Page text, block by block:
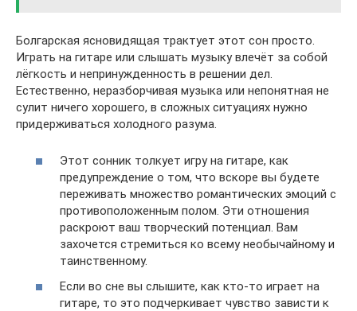
Болгарская ясновидящая трактует этот сон просто.
Играть на гитаре или слышать музыку влечёт за собой
лёгкость и непринужденность в решении дел.
Естественно, неразборчивая музыка или непонятная не
сулит ничего хорошего, в сложных ситуациях нужно
придерживаться холодного разума.
Этот сонник толкует игру на гитаре, как
предупреждение о том, что вскоре вы будете
переживать множество романтических эмоций с
противоположенным полом. Эти отношения
раскроют ваш творческий потенциал. Вам
захочется стремиться ко всему необычайному и
таинственному.
Если во сне вы слышите, как кто-то играет на
гитаре, то это подчеркивает чувство зависти к